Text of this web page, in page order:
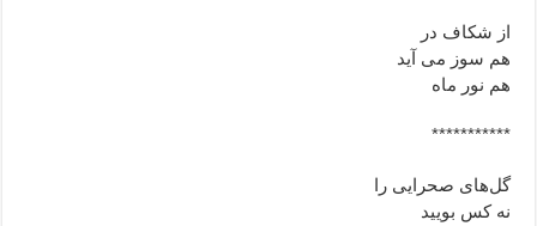
از شکاف در
هم سوز می آید
هم نور ماه
***********
گل‌های صحرایی را
نه کس بویید